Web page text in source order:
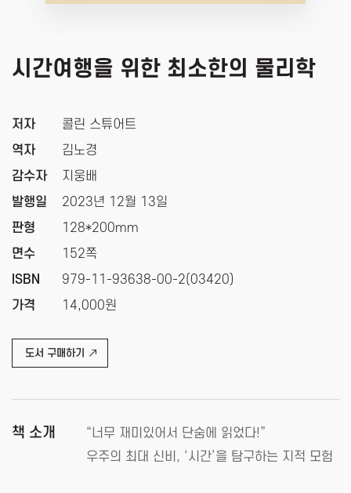
시간여행을 위한 최소한의 물리학
저자
역자
감수자
발행일
판형
면수
ISBN
가격
콜린 스튜어트
김노경
지웅배
2023년 12월 13일
128*200mm
152쪽
979-11-93638-00-2(03420)
14,000원
도서 구매하기
책 소개
“너무 재미있어서 단숨에 읽었다!”
우주의 최대 신비, ‘시간’을 탐구하는 지적 모험